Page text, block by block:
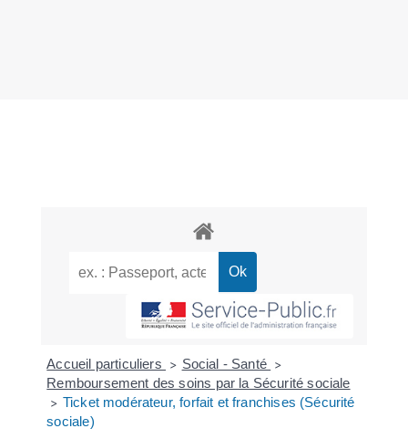
Accueil particuliers > Social - Santé >
Remboursement des soins par la Sécurité sociale
> Ticket modérateur, forfait et franchises (Sécurité
sociale)